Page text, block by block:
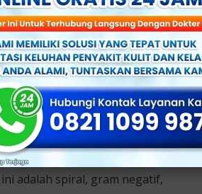
Spesialis
adalah spiral, gram negatif,